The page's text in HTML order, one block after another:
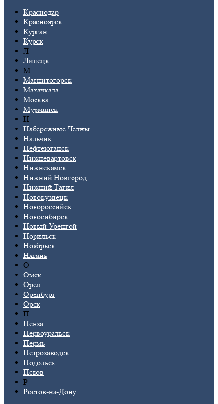
Краснодар
Красноярск
Курган
Курск
Л
Липецк
М
Магнитогорск
Махачкала
Москва
Мурманск
Н
Набережные Челны
Нальчик
Нефтеюганск
Нижневартовск
Нижнекамск
Нижний Новгород
Нижний Тагил
Новокузнецк
Новороссийск
Новосибирск
Новый Уренгой
Норильск
Ноябрьск
Нягань
О
Омск
Орел
Оренбург
Орск
П
Пенза
Первоуральск
Пермь
Петрозаводск
Подольск
Псков
Р
Ростов-на-Дону